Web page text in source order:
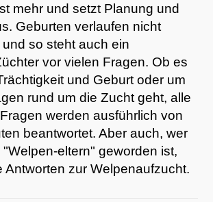
mehr und setzt Planung und
Geburten verlaufen nicht
so steht auch ein
vor vielen Fragen. Ob es
und Geburt oder um
rund um die Zucht geht, alle
werden ausführlich von
beantwortet. Aber auch, wer
eltern" geworden ist,
Antworten zur Welpenaufzucht.